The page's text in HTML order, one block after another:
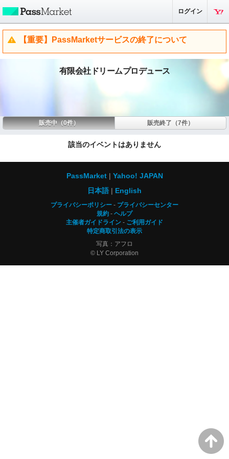
ログイン
【重要】PassMarketサービスの終了について
有限会社ドリームプロデュース
販売中（0件） 販売終了（7件）
該当のイベントはありません
PassMarket
Yahoo! JAPAN
日本語
English
プライバシーポリシー
プライバシーセンター
規約
ヘルプ
主催者ガイドライン
ご利用ガイド
特定商取引法の表示
写真：アフロ
© LY Corporation